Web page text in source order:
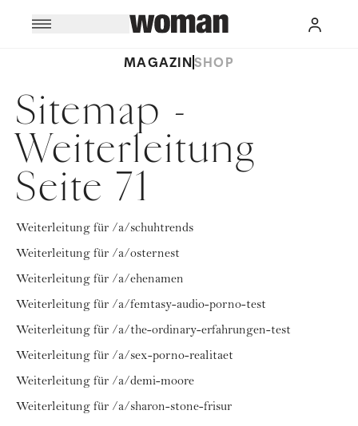
MAGAZINSHOP
Sitemap -
Weiterleitung
Seite 71
Weiterleitung für /a/schuhtrends
Weiterleitung für /a/osternest
Weiterleitung für /a/ehenamen
Weiterleitung für /a/femtasy-audio-porno-test
Weiterleitung für /a/the-ordinary-erfahrungen-test
Weiterleitung für /a/sex-porno-realitaet
Weiterleitung für /a/demi-moore
Weiterleitung für /a/sharon-stone-frisur